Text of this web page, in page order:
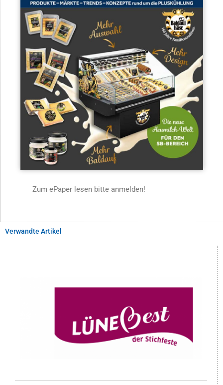
Zum ePaper lesen bitte anmelden!
Verwandte Artikel